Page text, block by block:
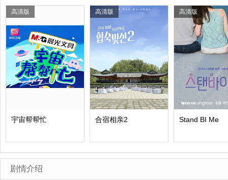
宇宙帮帮忙
高清版
合宿相亲2
高清版
Stand BI Me
高清版
剧情介绍